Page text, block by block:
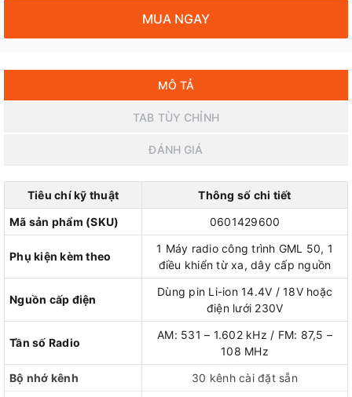
MUA NGAY
MÔ TẢ
TAB TÙY CHỈNH
ĐÁNH GIÁ
Tiêu chí kỹ thuật
Thông số chi tiết
Mã sản phẩm (SKU)
0601429600
Phụ kiện kèm theo
1 Máy radio công trình GML 50, 1
điều khiển từ xa, dây cấp nguồn
Nguồn cấp điện
Dùng pin Li-ion 14.4V / 18V hoặc
điện lưới 230V
Tần số Radio
AM: 531 – 1.602 kHz / FM: 87,5 –
108 MHz
Bộ nhớ kênh
30 kênh cài đặt sẵn